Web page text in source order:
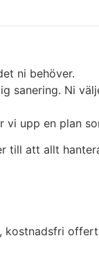
ni behöver.
sanering. Ni
upp en plan
till att allt
kostnadsfri